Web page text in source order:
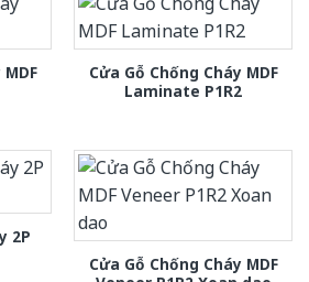
Cửa Gỗ Chống Cháy MDF
Laminate P1R2
2P
Cửa Gỗ Chống Cháy MDF